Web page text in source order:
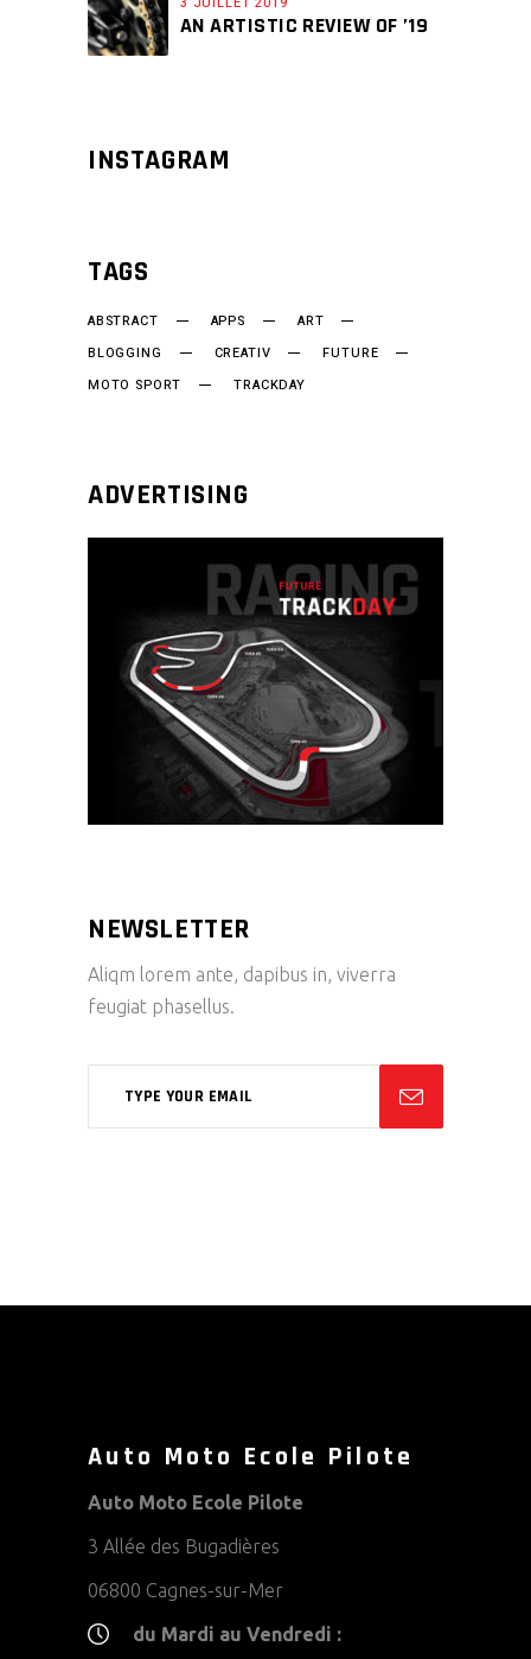
AN ARTISTIC REVIEW OF ’19
INSTAGRAM
TAGS
ABSTRACT APPS
ART
BLOGGING
CREATIV
FUTURE
MOTO SPORT
TRACKDAY
ADVERTISING
NEWSLETTER
Aliqm lorem ante, dapibus in, viverra
feugiat phasellus.
Auto Moto Ecole Pilote
Auto Moto Ecole Pilote
3 Allée des Bugadières
06800 Cagnes-sur-Mer
du Mardi au Vendredi :